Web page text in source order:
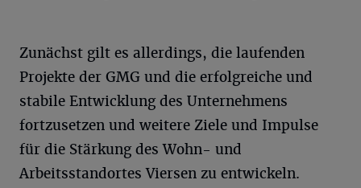
Zunächst gilt es allerdings, die laufenden
Projekte der GMG und die erfolgreiche und
stabile Entwicklung des Unternehmens
fortzusetzen und weitere Ziele und Impulse
für die Stärkung des Wohn- und
Arbeitsstandortes Viersen zu entwickeln.